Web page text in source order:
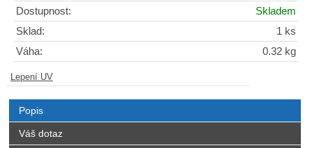
Dostupnost:
Skladem
Sklad:
1 ks
Váha:
0.32 kg
Lepení UV
Popis
Váš dotaz